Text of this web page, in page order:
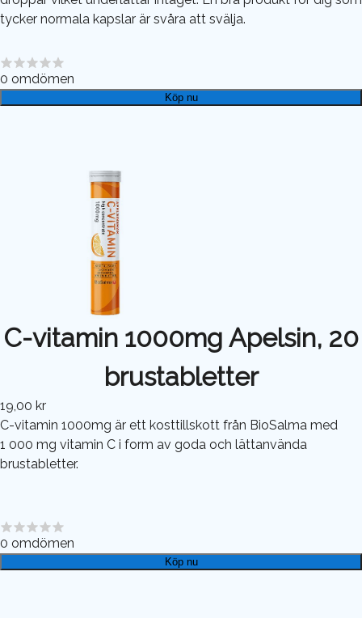
tycker normala kapslar är svåra att svälja.
0 omdömen
Köp nu
C-vitamin 1000mg Apelsin, 20
brustabletter
19,00 kr
C-vitamin 1000mg är ett kosttillskott från BioSalma med
1 000 mg vitamin C i form av goda och lättanvända
brustabletter.
0 omdömen
Köp nu